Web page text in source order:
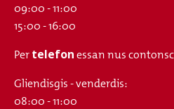
09:00 - 11:00
15:00 - 16:00
Pertelefonessan nus
Gliendisgis - venderdis:
08:00 - 11:00